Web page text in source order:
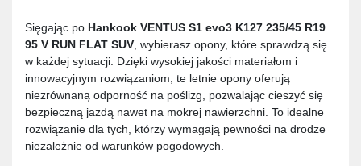
Sięgając po Hankook VENTUS S1 evo3 K127 235/45 R19
95 V RUN FLAT SUV , wybierasz opony, które sprawdzą się
w każdej sytuacji. Dzięki wysokiej jakości materiałom i
innowacyjnym rozwiązaniom, te letnie opony oferują
niezrównaną odporność na poślizg, pozwalając cieszyć się
bezpieczną jazdą nawet na mokrej nawierzchni. To idealne
rozwiązanie dla tych, którzy wymagają pewności na drodze
niezależnie od warunków pogodowych.